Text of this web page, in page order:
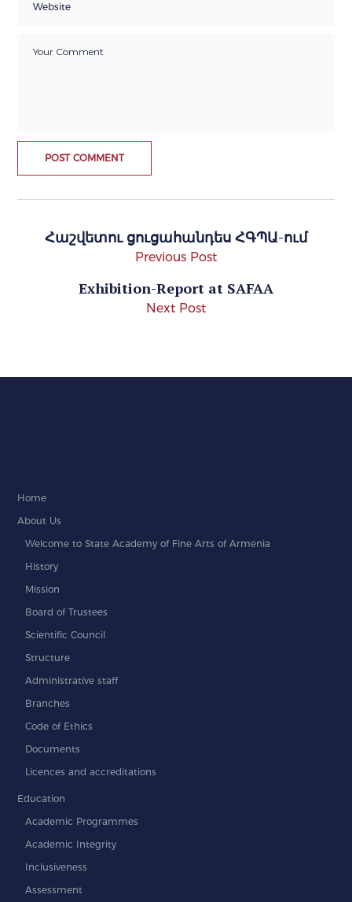
Հաշվետու ցուցահանդես ՀԳՊԱ-ում
Previous Post
Exhibition-Report at SAFAA
Next Post
Home
About Us
Welcome to State Academy of Fine Arts of Armenia
History
Mission
Board of Trustees
Scientific Council
Structure
Administrative staff
Branches
Code of Ethics
Documents
Licences and accreditations
Education
Academic Programmes
Academic Integrity
Inclusiveness
Assessment